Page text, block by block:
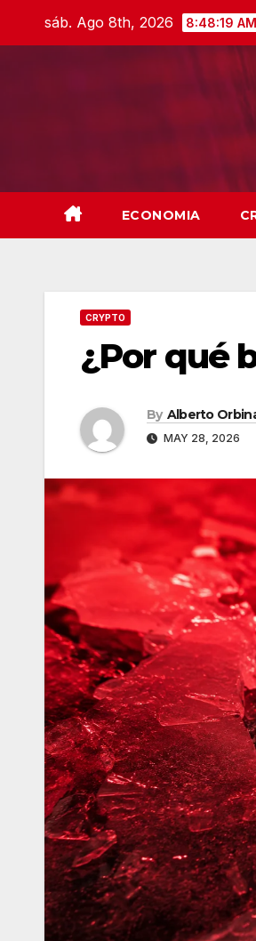
sáb. Ago 8th, 2026 8:48:20 AM
ECONOMIA
CRYPTO
¿Por qué
By Alberto
MAY 28, 2026